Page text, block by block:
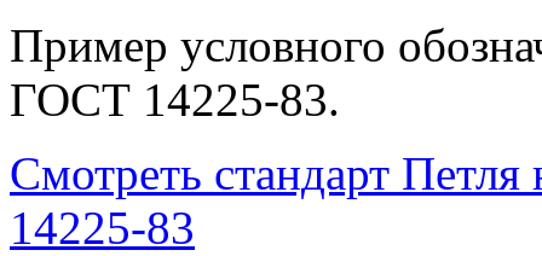
Пример условного
ГОСТ 14225-83.
Смотреть стандарт
14225-83